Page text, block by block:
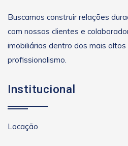
Buscamos construir relações
com nossos clientes e
imobiliárias dentro dos mais
profissionalismo.
Institucional
Locação